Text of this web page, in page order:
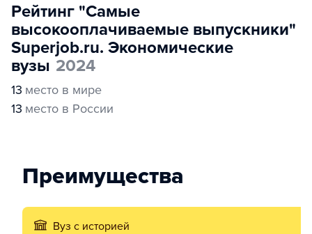
Рейтинг "Самые
высокооплачиваемые выпускники"
Superjob.ru. Экономические
вузы 2024
13 место в мире
13 место в России
Преимущества
Вуз с историей